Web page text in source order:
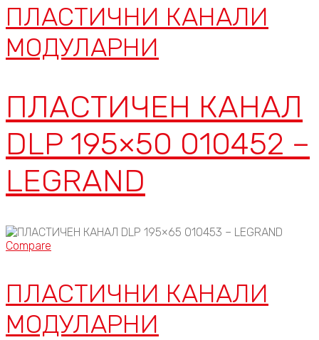
ПЛАСТИЧНИ КАНАЛИ
МОДУЛАРНИ
ПЛАСТИЧЕН КАНАЛ
DLP 195×50 010452 –
LEGRAND
Compare
ПЛАСТИЧНИ КАНАЛИ
МОДУЛАРНИ